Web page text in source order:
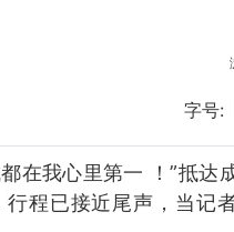
字号:
在我心里第一 ！”抵达
程已接近尾声，当记